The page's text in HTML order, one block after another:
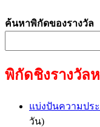
ค้นหาพิกัดของรางวัล
พิกัดชิงรางวัล
แบ่งปันความปร
วัน)